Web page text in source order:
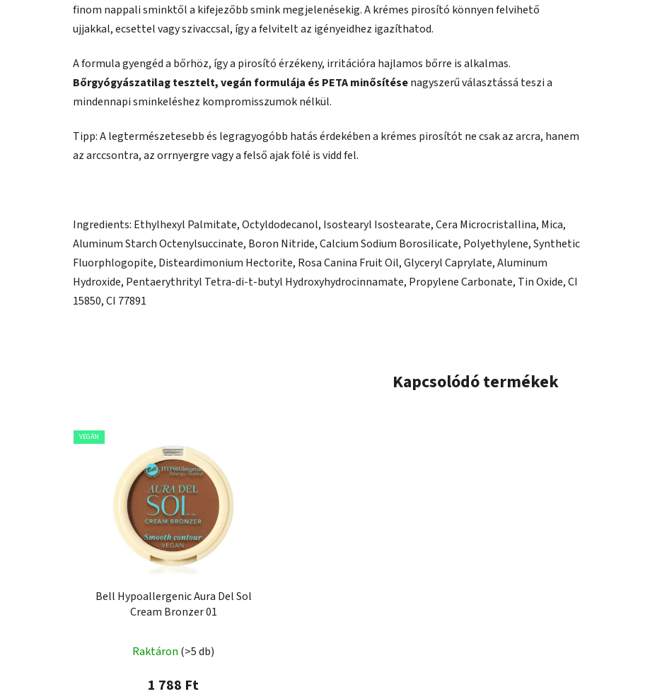
finom nappali sminktől a kifejezőbb smink megjelenésekig. A krémes pirosító könnyen felvihető
ujjakkal, ecsettel vagy szivaccsal, így a felvitelt az igényeidhez igazíthatod.
A formula gyengéd a bőrhöz, így a pirosító érzékeny, irritációra hajlamos bőrre is alkalmas.
Bőrgyógyászatilag tesztelt, vegán formulája és PETA minősítésenagyszerű választássá teszi a
mindennapi sminkeléshez kompromisszumok nélkül.
Tipp: A legtermészetesebb és legragyogóbb hatás érdekében a krémes pirosítót ne csak az arcra, hanem
az arccsontra, az orrnyergre vagy a felső ajak fölé is vidd fel.
Ingredients: Ethylhexyl Palmitate, Octyldodecanol, Isostearyl Isostearate, Cera Microcristallina, Mica,
Aluminum Starch Octenylsuccinate, Boron Nitride, Calcium Sodium Borosilicate, Polyethylene, Synthetic
Fluorphlogopite, Disteardimonium Hectorite, Rosa Canina Fruit Oil, Glyceryl Caprylate, Aluminum
Hydroxide, Pentaerythrityl Tetra-di-t-butyl Hydroxyhydrocinnamate, Propylene Carbonate, Tin Oxide, CI
15850, CI 77891
Kapcsolódó termékek
VEGÁN
Bell Hypoallergenic Aura Del Sol
Cream Bronzer 01
Raktáron (>5 db)
1 788 Ft